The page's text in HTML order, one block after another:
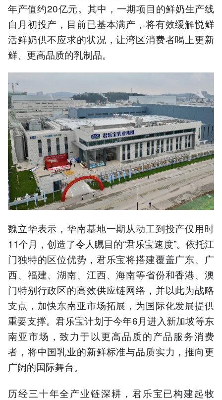
年产值约20亿元。其中，一期项目的鲜奶生产线
自月初投产，目前已基本满产，将有效缓解悦鲜
活鲜奶供不应求的状况，让湾区消费者喝上更新
鲜、更高品质的乳制品。
魏立华表示，华南基地一期从动工到投产仅用时
11个月，创造了令人瞩目的“君乐宝速度”。依托江
门独特的区位优势，君乐宝将搭建覆盖广东、广
西、福建、湖南、江西、海南等省份和香港、澳
门特别行政区的高效供应链网络，并以此为战略
支点，加快东南亚市场拓展，为国际化发展提供
重要支撑。君乐宝计划于今年6月进入新加坡等东
南亚市场，致力于以更高品质的产品服务消费
者，将中国乳业的新鲜标准与品质实力，推向更
广阔的国际舞台。
历经三十年全产业链深耕，君乐宝已构建起牧